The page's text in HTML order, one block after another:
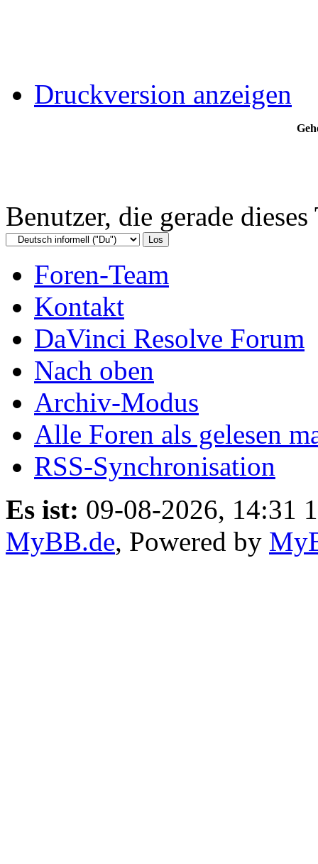
Druckversion anzeigen
Benutzer, die gerade
Foren-Team
Kontakt
DaVinci Resolve Forum
Nach oben
Archiv-Modus
Alle Foren als gelesen
RSS-Synchronisation
Es ist: 09-08-2026, 14:31
MyBB.de, Powered by